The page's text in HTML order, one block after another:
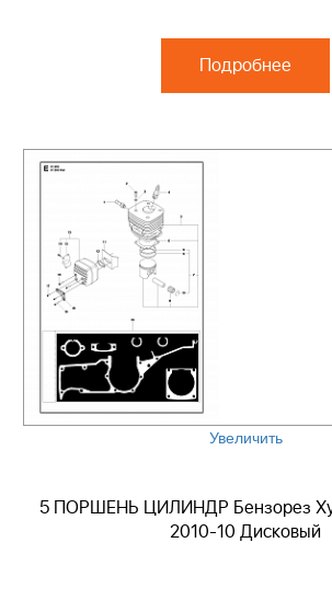
Подробнее
Увеличить
5 ПОРШЕНЬ ЦИЛИНДР Бензорез
2010-10 Дисковый